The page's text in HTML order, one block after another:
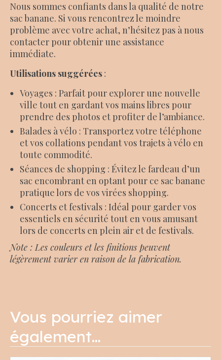
Nous sommes confiants dans la qualité de notre
sac banane. Si vous rencontrez le moindre
problème avec votre achat, n’hésitez pas à nous
contacter pour obtenir une assistance
immédiate.
Utilisations suggérées :
Voyages : Parfait pour explorer une nouvelle
ville tout en gardant vos mains libres pour
prendre des photos et profiter de l’ambiance.
Balades à vélo : Transportez votre téléphone
et vos collations pendant vos trajets à vélo en
toute commodité.
Séances de shopping : Évitez le fardeau d’un
sac encombrant en optant pour ce sac banane
pratique lors de vos virées shopping.
Concerts et festivals : Idéal pour garder vos
essentiels en sécurité tout en vous amusant
lors de concerts en plein air et de festivals.
Note : Les couleurs et les finitions peuvent
légèrement varier en raison de la fabrication.
Vous pourriez aimer
également…